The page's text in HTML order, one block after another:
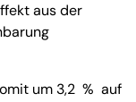
aus der
um 3,2 % auf